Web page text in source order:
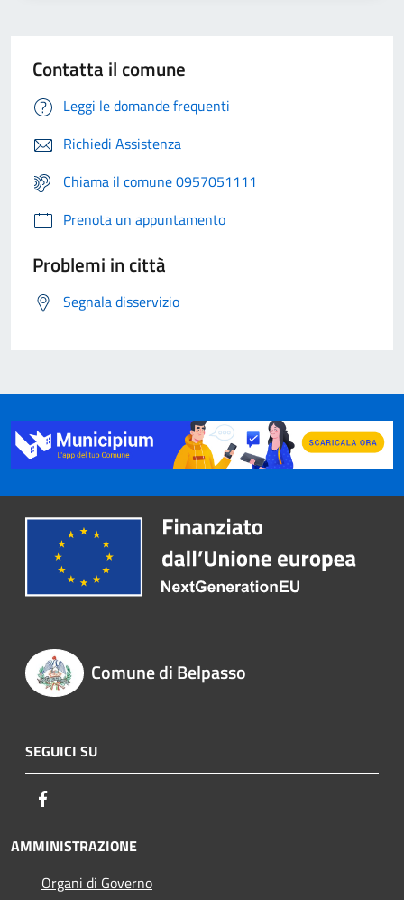
Contatta il comune
Leggi le domande frequenti
Richiedi Assistenza
Chiama il comune 0957051111
Prenota un appuntamento
Problemi in città
Segnala disservizio
Comune di Belpasso
SEGUICI SU
AMMINISTRAZIONE
Organi di Governo